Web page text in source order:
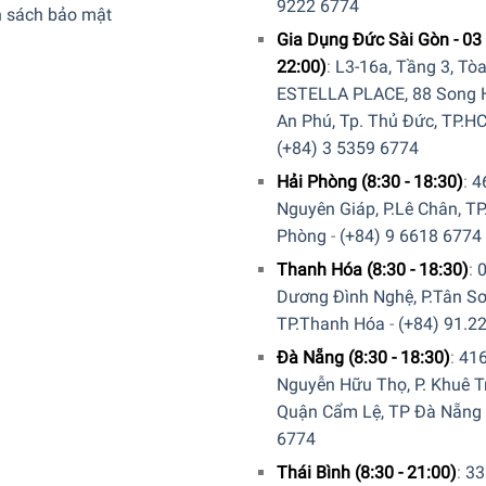
showroom cửa hàng của Gia dụng Đức Sài Gòn
chi tiết và đặt mua sản phẩm. Hoặc đặt hàng trực tiếp
sách bảo mật
9222 6774
Gia Dụng Đức Sài Gòn - 03
22:00): L3-16a, Tầng 3,
ESTELLA PLACE, 88 Song
An Phú, Tp. Thủ Đức,
(+84) 3 5359 6774
Hải Phòng (8:30 - 18:30):
Nguyên Giáp, P.Lê Chân,
Phòng - (+84) 9 6618 6774
Thanh Hóa (8:30 - 18:30):
Dương Đình Nghệ, P.Tân
TP.Thanh Hóa - (+84)
Đà Nẵng (8:30 - 18:30):
Nguyễn Hữu Thọ, P. Khuê
Quận Cẩm Lệ, TP Đà Nẵng
6774
Thái Bình (8:30 - 21:00):